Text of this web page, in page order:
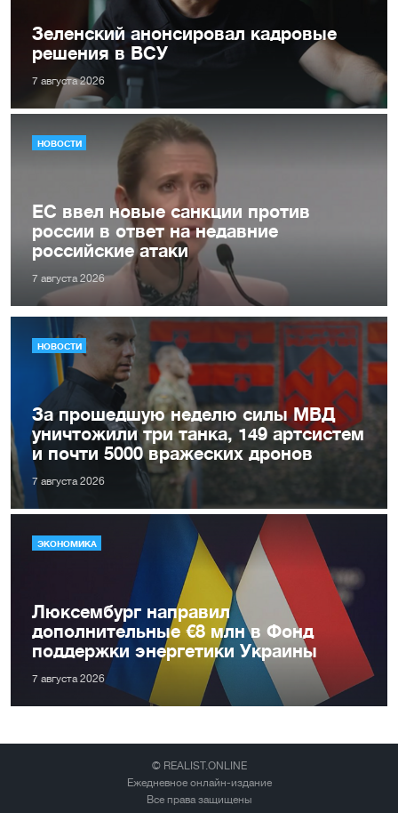
Зеленский анонсировал кадровые
решения в ВСУ
7 августа 2026
НОВОСТИ
ЕС ввел новые санкции против
россии в ответ на недавние
российские атаки
7 августа 2026
НОВОСТИ
За прошедшую неделю силы МВД
уничтожили три танка, 149 артсистем
и почти 5000 вражеских дронов
7 августа 2026
ЭКОНОМИКА
Люксембург направил
дополнительные €8 млн в Фонд
поддержки энергетики Украины
7 августа 2026
© REALIST.ONLINE
Ежедневное онлайн-издание
Все права защищены